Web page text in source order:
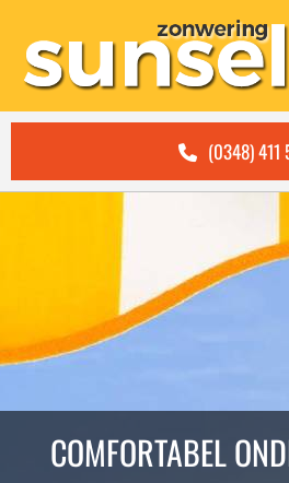
(0348) 411
COMFORTABEL